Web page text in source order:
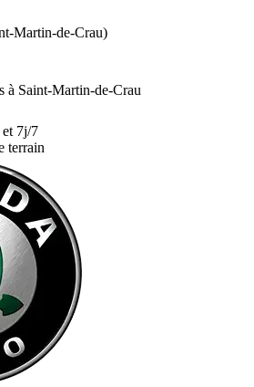
Martin-de-Crau)
à Saint-Martin-de-Crau
et 7j/7
terrain